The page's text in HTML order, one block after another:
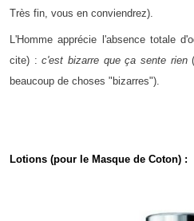
Très fin, vous en conviendrez).
L'Homme apprécie l'absence totale
cite) :c'est bizarre que ça sente rien
beaucoup de choses "bizarres").
Lotions (pour le Masque de Coton) :